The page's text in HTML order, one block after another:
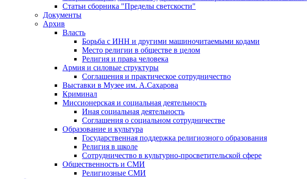
Статьи сборника "Пределы светскости"
Документы
Архив
Власть
Борьба с ИНН и другими машиночитаемыми кодами
Место религии в обществе в целом
Религия и права человека
Армия и силовые структуры
Соглашения и практическое сотрудничество
Выставки в Музее им. А.Сахарова
Криминал
Миссионерская и социальная деятельность
Иная социальная деятельность
Соглашения о социальном сотрудничестве
Образование и культура
Государственная поддержка религиозного образования
Религия в школе
Сотрудничество в культурно-просветительской сфере
Общественность и СМИ
Религиозные СМИ